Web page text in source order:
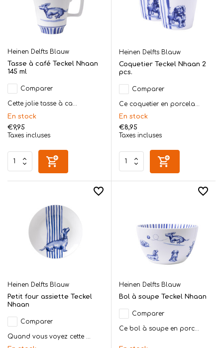
Heinen Delfts Blauw
Tasse à café Teckel Nhaan
145 ml
Comparer
Cette jolie tasse à ca...
En stock
€9,95
Taxes incluses
Heinen Delfts Blauw
Coquetier Teckel Nhaan 2
pcs.
Comparer
Ce coquetier en porcela...
En stock
€8,95
Taxes incluses
Heinen Delfts Blauw
Petit four assiette Teckel
Nhaan
Comparer
Quand vous voyez cette ...
Heinen Delfts Blauw
Bol à soupe Teckel Nhaan
Comparer
Ce bol à soupe en porc...